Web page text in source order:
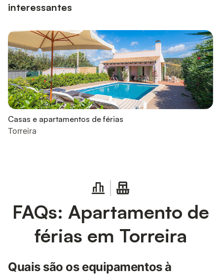
interessantes
Casas e apartamentos de férias
Torreira
FAQs: Apartamento de
férias em Torreira
Quais são os equipamentos à